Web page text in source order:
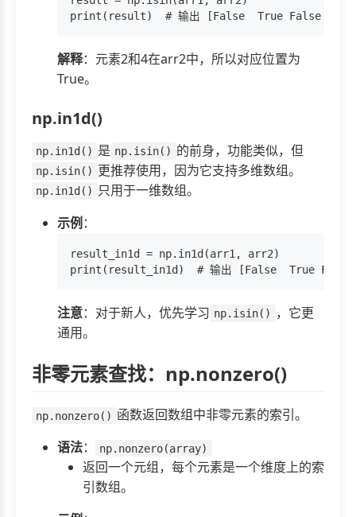
解释：元素2和4在arr2中，所以对应位置为
True。
np.in1d()
np.in1d() 是 np.isin() 的前身，功能类似，但
np.isin() 更推荐使用，因为它支持多维数组。
np.in1d()
只用于一维数组。
示例 ：
result_in1d = np.in1d(arr1, arr2)
注意：对于新人，优先学习 np.isin()
，它更
通用。
非零元素查找：np.nonzero()
np.nonzero() 函数返回数组中非零元素的索引。
语法： np.nonzero(array)
返回一个元组，每个元素是一个维度上的索
引数组。